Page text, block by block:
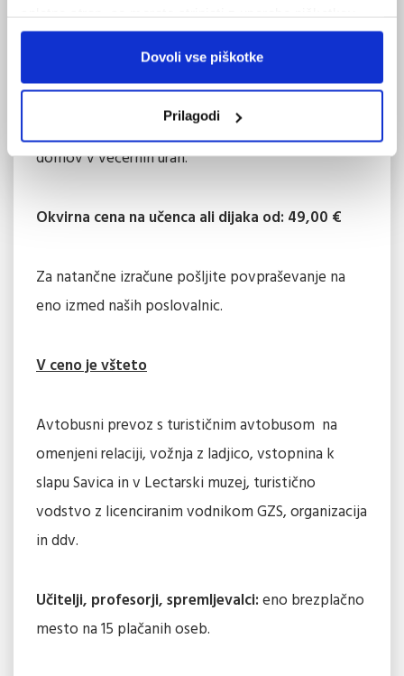
Dovoli vse piškotke
Prilagodi
ohranjeno mestno jedro, ki se ponaša s številnimi
znameniti lectarski muzej. Predviden povratek
domov v večernih urah.
Okvirna cena na učenca ali dijaka od: 49,00 €
Za natančne izračune pošljite povpraševanje na
eno izmed naših poslovalnic.
V ceno je všteto
Avtobusni prevoz s turističnim avtobusom na
omenjeni relaciji, vožnja z ladjico, vstopnina k
slapu Savica in v Lectarski muzej, turistično
vodstvo z licenciranim vodnikom GZS, organizacija
in ddv.
Učitelji, profesorji, spremljevalci:eno brezplačno
mesto na 15 plačanih oseb.